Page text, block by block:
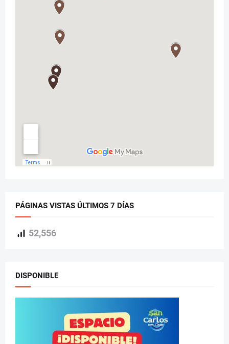
PÁGINAS VISTAS ÚLTIMOS 7 DÍAS
52,556
DISPONIBLE